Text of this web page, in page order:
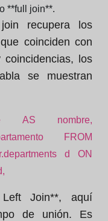
**full join**.
recupera los
coinciden con
los
se muestran
AS nombre,
FROM
d ON
Join**, aquí
de unión. Es